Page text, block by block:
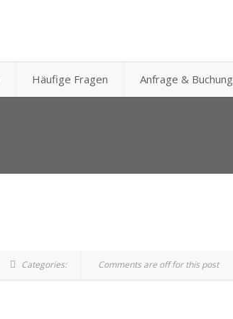
Häufige Fragen Anfrage & Buchung
Categories: Comments are off for this post